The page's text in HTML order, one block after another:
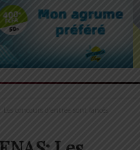
Les concours d’entrée sont lancés